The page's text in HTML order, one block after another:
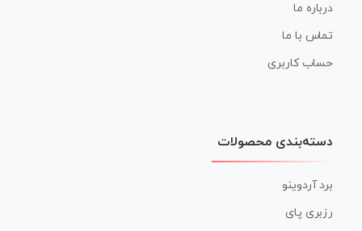
درباره ما
تماس با ما
حساب کاربری
دسته‌بندی محصولات
برد آردوینو
رزبری پای